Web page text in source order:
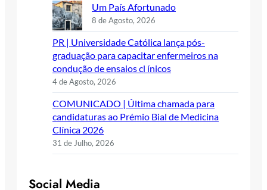
Um País Afortunado
8 de Agosto, 2026
PR | Universidade Católica lança pós-
graduação para capacitar enfermeiros na
condução de ensaios cl ínicos
4 de Agosto, 2026
COMUNICADO | Última chamada para
candidaturas ao Prémio Bial de Medicina
Clínica 2026
31 de Julho, 2026
Social Media